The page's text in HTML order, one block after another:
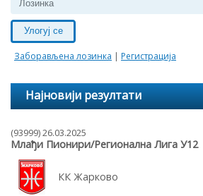
Улогуј се
Заборављена лозинка | Регистрација
Најновији резултати
(93999) 26.03.2025
Млађи Пионири/Регионална Лига У12
КК Жарково